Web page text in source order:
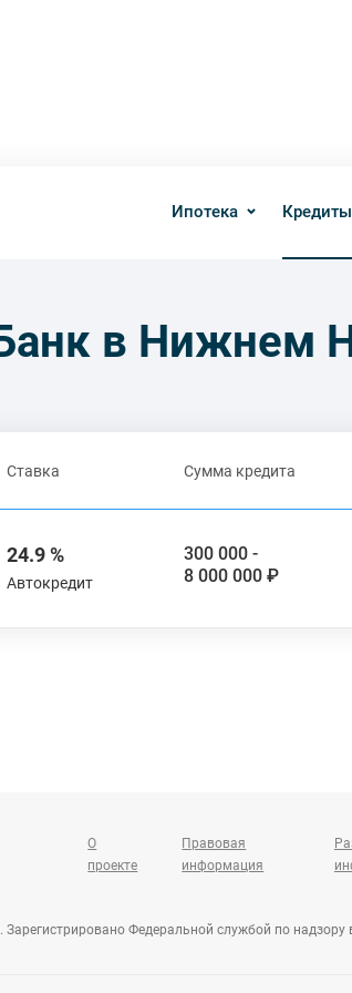
Ипотека Кредиты
в Нижнем
Ставка Сумма кредита
24.9 %
Автокредит
300 000 -
8 000 000 ₽
О
проекте
Правовая
информация
Федеральной службой по